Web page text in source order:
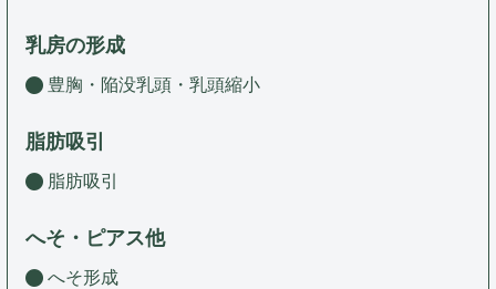
乳房の形成
豊胸・陥没乳頭・乳頭縮小
脂肪吸引
脂肪吸引
へそ・ピアス他
へそ形成